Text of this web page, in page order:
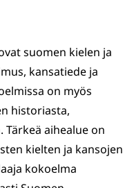
suomen kielen ja
kansatiede ja
on myös
historiasta,
aihealue on
kielten ja kansojen
kokoelma